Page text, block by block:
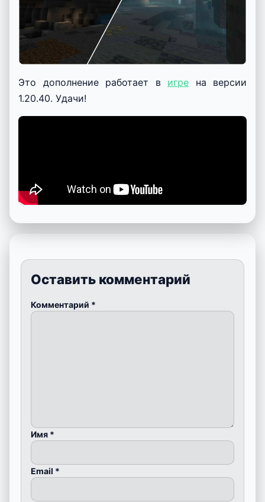
Это дополнение работает в игре на версии
1.20.40. Удачи!
Оставить комментарий
Комментарий *
Имя *
Email *